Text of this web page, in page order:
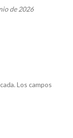
de 2026
Los campos